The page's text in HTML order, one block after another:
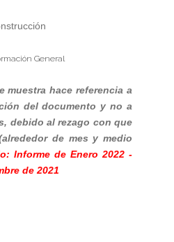
General
muestra hace referencia a
del documento y no a
debido al rezago con que
de mes y medio
Informe de Enero 2022 -
de 2021